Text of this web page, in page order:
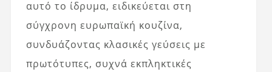
αυτό το ίδρυμα, ειδικεύεται στη
σύγχρονη ευρωπαϊκή κουζίνα,
συνδυάζοντας κλασικές γεύσεις με
πρωτότυπες, συχνά εκπληκτικές